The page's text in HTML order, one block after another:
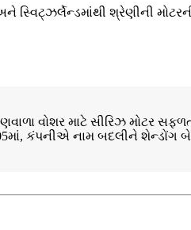
સ્વિટ્ઝર્લેન્ડમાંથી શ્રેણીની
વોશર માટે સીરિઝ મોટર
કંપનીએ નામ બદલીને શેન્ડોંગ